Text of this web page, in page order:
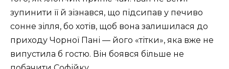
зупинити її й зізнався, що підсипав у печиво
сонне зілля, бо хотів, щоб вона залишилася до
приходу Чорної Пані — його «тітки», яка вже не
випустила б гостю. Він боявся більше не